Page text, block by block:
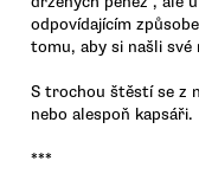
odpovídajícím
tomu, aby si našli své
S trochou štěstí se z
nebo alespoň kapsáři.
***